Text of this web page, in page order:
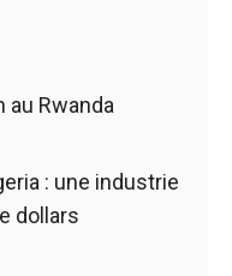
au Rwanda
: une industrie
dollars